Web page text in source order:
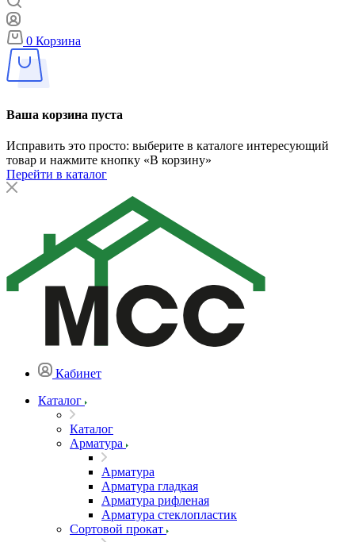
0 Корзина
Ваша корзина пуста
Исправить это просто: выберите в каталоге интересующий
товар и нажмите кнопку «В корзину»
Перейти в каталог
Кабинет
Каталог
Каталог
Арматура
Арматура
Арматура гладкая
Арматура рифленая
Арматура стеклопластик
Сортовой прокат